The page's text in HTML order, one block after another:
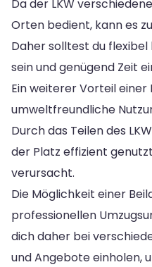
Da der LKW
Orten bedient, kann es
Daher solltest du
sein und genügend Zeit
Ein weiterer Vorteil einer
umweltfreundliche
Durch das Teilen des
der Platz effizient
verursacht.
Die Möglichkeit einer
professionellen
dich daher bei
und Angebote einholen,